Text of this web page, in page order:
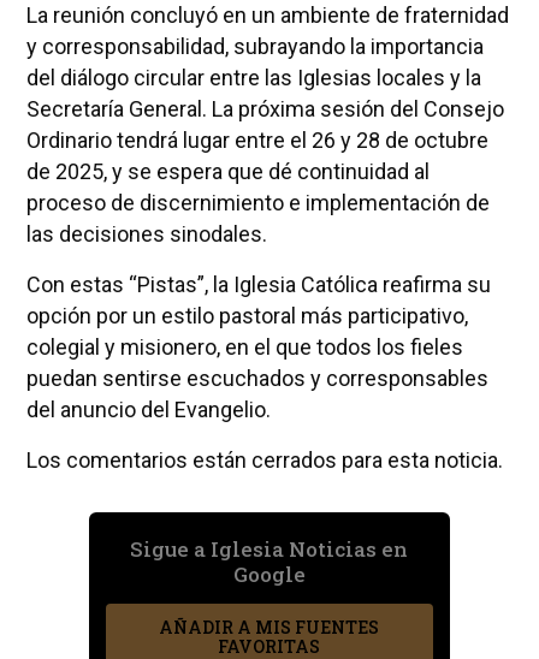
La reunión concluyó en un ambiente de fraternidad
y corresponsabilidad, subrayando la importancia
del diálogo circular entre las Iglesias locales y la
Secretaría General. La próxima sesión del Consejo
Ordinario tendrá lugar entre el 26 y 28 de octubre
de 2025, y se espera que dé continuidad al
proceso de discernimiento e implementación de
las decisiones sinodales.
Con estas “Pistas”, la Iglesia Católica reafirma su
opción por un estilo pastoral más participativo,
colegial y misionero, en el que todos los fieles
puedan sentirse escuchados y corresponsables
del anuncio del Evangelio.
Los comentarios están cerrados para esta noticia.
Sigue a Iglesia Noticias en
Google
AÑADIR A MIS FUENTES
FAVORITAS